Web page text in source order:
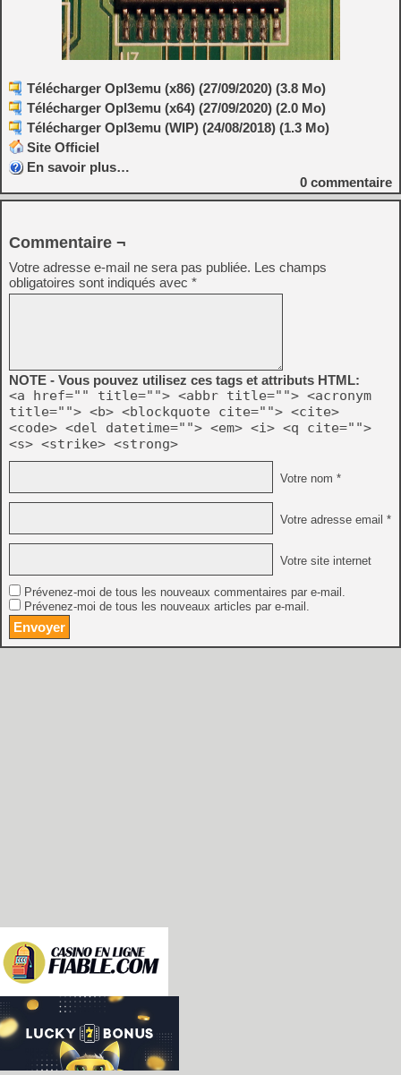
Télécharger Opl3emu (x86) (27/09/2020) (3.8 Mo)
Télécharger Opl3emu (x64) (27/09/2020) (2.0 Mo)
Télécharger Opl3emu (WIP) (24/08/2018) (1.3 Mo)
Site Officiel
En savoir plus…
0 commentaire
Commentaire ¬
Votre adresse e-mail ne sera pas publiée. Les champs
obligatoires sont indiqués avec *
NOTE - Vous pouvez utilisez ces tags et attributs HTML:
<a href="" title=""> <abbr title=""> <acronym
title=""> <b> <blockquote cite=""> <cite>
<code> <del datetime=""> <em> <i> <q cite="">
<s> <strike> <strong>
Votre nom *
Votre adresse email *
Votre site internet
Prévenez-moi de tous les nouveaux commentaires par e-mail.
Prévenez-moi de tous les nouveaux articles par e-mail.